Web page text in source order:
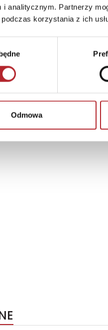
i analitycznym. Partnerzy
korzystania z ich
Odmowa